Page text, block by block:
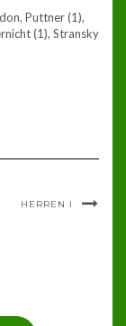
Puttner (1),
(1), Stransky
HERREN I